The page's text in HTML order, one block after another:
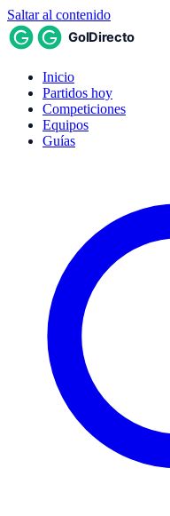
Saltar al contenido
Inicio
Partidos hoy
Competiciones
Equipos
Guías